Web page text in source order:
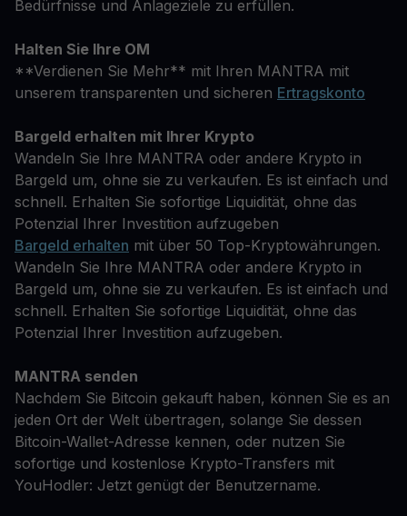
Bedürfnisse und Anlageziele zu erfüllen.
Halten Sie Ihre OM
**Verdienen Sie Mehr** mit Ihren MANTRA mit
unserem transparenten und sicheren Ertragskonto
Bargeld erhalten mit Ihrer Krypto
Wandeln Sie Ihre MANTRA oder andere Krypto in
Bargeld um, ohne sie zu verkaufen. Es ist einfach und
schnell. Erhalten Sie sofortige Liquidität, ohne das
Potenzial Ihrer Investition aufzugeben
Bargeld erhalten mit über 50 Top-Kryptowährungen.
Wandeln Sie Ihre MANTRA oder andere Krypto in
Bargeld um, ohne sie zu verkaufen. Es ist einfach und
schnell. Erhalten Sie sofortige Liquidität, ohne das
Potenzial Ihrer Investition aufzugeben.
MANTRA senden
Nachdem Sie Bitcoin gekauft haben, können Sie es an
jeden Ort der Welt übertragen, solange Sie dessen
Bitcoin-Wallet-Adresse kennen, oder nutzen Sie
sofortige und kostenlose Krypto-Transfers mit
YouHodler: Jetzt genügt der Benutzername.